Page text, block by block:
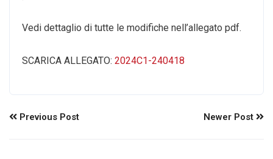
Vedi dettaglio di tutte le modifiche nell’allegato pdf.
SCARICA ALLEGATO: 2024C1-240418
Previous Post Newer Post